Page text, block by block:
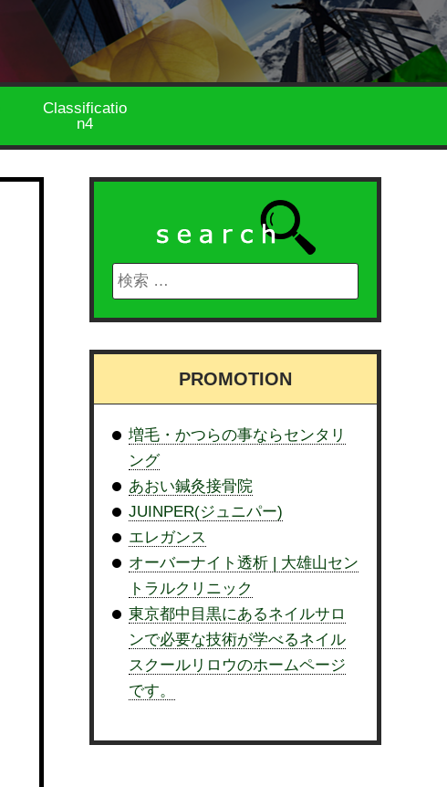
Classificatio
n4
PROMOTION
増毛・かつらの事ならセンタリ
ング
あおい鍼灸接骨院
JUINPER(ジュニパー)
エレガンス
オーバーナイト透析 | 大雄山セン
トラルクリニック
東京都中目黒にあるネイルサロ
ンで必要な技術が学べるネイル
スクールリロウのホームページ
です。